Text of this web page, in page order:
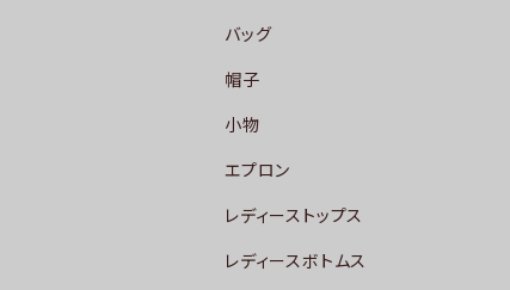
バッグ
帽子
小物
エプロン
レディーストップス
レディースボトムス